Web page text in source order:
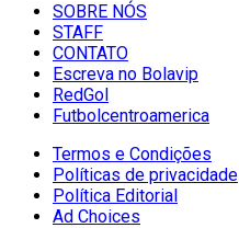
SOBRE NÓS
STAFF
CONTATO
Escreva no Bolavip
RedGol
Futbolcentroamerica
Termos e Condições
Políticas de privacidade
Política Editorial
Ad Choices